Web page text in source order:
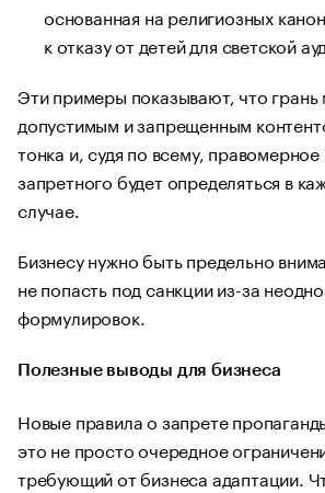
основанная на религиозных
к отказу от детей для светской
Эти примеры показывают, что грань
допустимым и запрещенным
тонка и, судя по всему,
запретного будет определяться в
случае.
Бизнесу нужно быть предельно
не попасть под санкции из-за
формулировок.
Полезные выводы для бизнеса
Новые правила о запрете
это не просто очередное
требующий от бизнеса адаптации.